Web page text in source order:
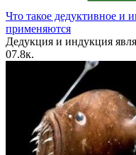
Что такое дедуктивное и
применяются
Дедукция и индукция
07.8к.